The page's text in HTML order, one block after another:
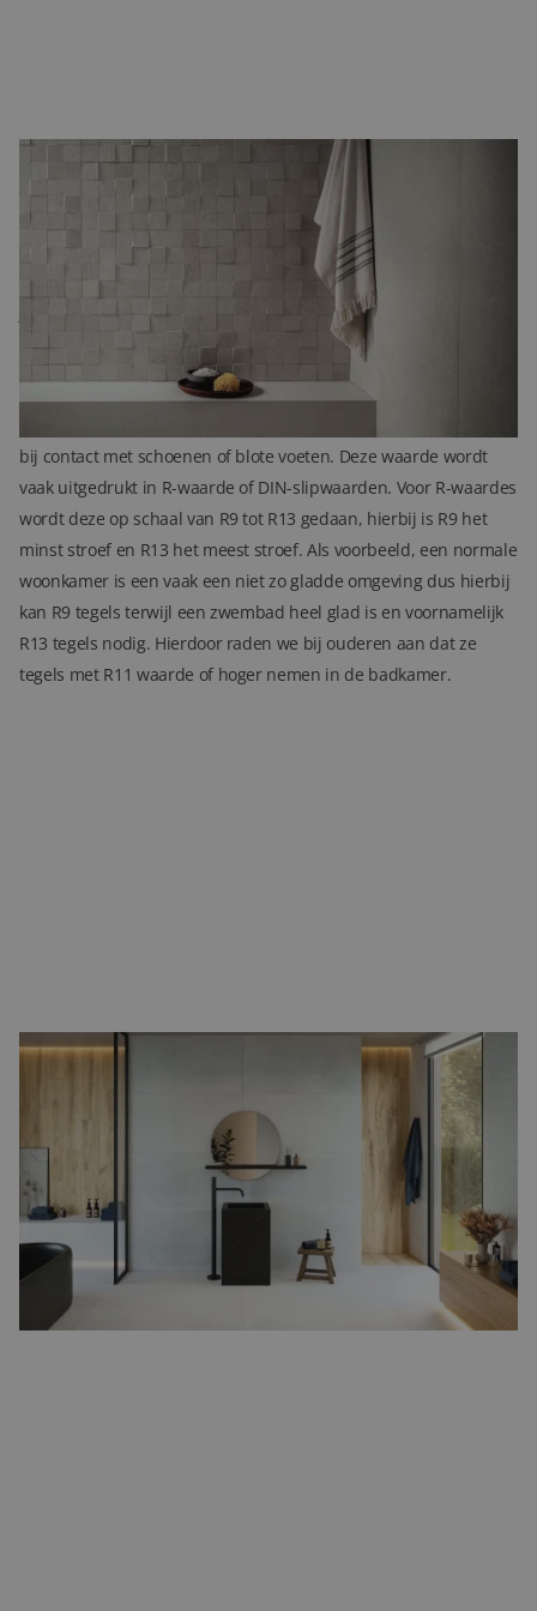
Reviews
Gladde vloertegels
Gladde vloertegels zijn de nummer 1 ding die je als ouderen
beter kan vermijden. Dit komt doordat dit soort tegels voor veel
uitglijdt gevaar zorgen wat je wil voorkomen. Kijk hierbij goed of
je vloer tegel glad is. Dit doe je door te kijken naar de anti slip
waarde op de tegel.
Antislipwaarde
bij contact met schoenen of blote voeten. Deze waarde wordt
vaak uitgedrukt in R-waarde of DIN-slipwaarden. Voor R-waardes
wordt deze op schaal van R9 tot R13 gedaan, hierbij is R9 het
minst stroef en R13 het meest stroef. Als voorbeeld, een normale
woonkamer is een vaak een niet zo gladde omgeving dus hierbij
kan R9 tegels terwijl een zwembad heel glad is en voornamelijk
R13 tegels nodig. Hierdoor raden we bij ouderen aan dat ze
tegels met R11 waarde of hoger nemen in de badkamer.
Kleine tegels kunnen leuk zijn, maar ze zijn ook moeilijk om
schoon te maken door hun formaat. Dit komt door hun vele
voegen waardoor er makkelijker vuil in de voegen terecht
komen. Een beter alternatief hiervoor zijn groter formaat tegel,
deze hebben vaak minder voegen waardoor er minder vuil vast
komt en ook makkelijker schoon te maken zijn.